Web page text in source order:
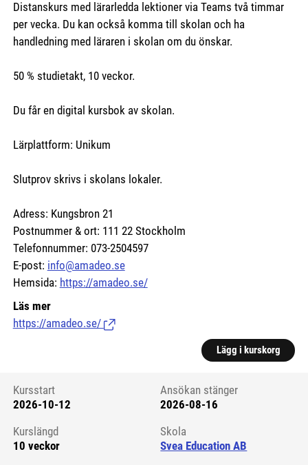
Distanskurs med lärarledda lektioner via Teams två timmar
per vecka. Du kan också komma till skolan och ha
handledning med läraren i skolan om du önskar.
50 % studietakt, 10 veckor.
Du får en digital kursbok av skolan.
Lärplattform: Unikum
Slutprov skrivs i skolans lokaler.
Adress: Kungsbron 21
Postnummer & ort: 111 22 Stockholm
Telefonnummer: 073-2504597
E-post: info@amadeo.se
Hemsida: https://amadeo.se/
Läs mer
https://amadeo.se/ (Länk till extern sida.)
Lägg i kurskorg
Kursstart 6228766
Kursstart
2026-10-12
Ansökan stänger
2026-08-16
Kurslängd
10 veckor
Skola
Svea Education AB